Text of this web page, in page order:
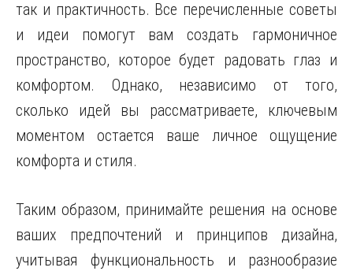
так и практичность. Все перечисленные советы
и идеи помогут вам создать гармоничное
пространство, которое будет радовать глаз и
комфортом. Однако, независимо от того,
сколько идей вы рассматриваете, ключевым
моментом остается ваше личное ощущение
комфорта и стиля.
Таким образом, принимайте решения на основе
ваших предпочтений и принципов дизайна,
учитывая функциональность и разнообразие